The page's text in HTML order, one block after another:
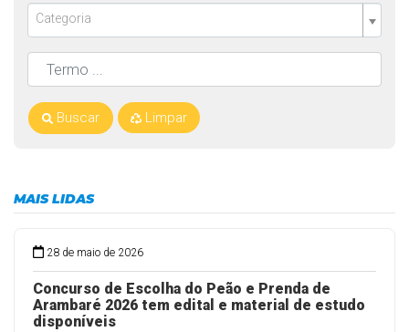
Categoria
Buscar Limpar
MAIS LIDAS
28 de maio de 2026
Concurso de Escolha do Peão e Prenda de
Arambaré 2026 tem edital e material de estudo
disponíveis